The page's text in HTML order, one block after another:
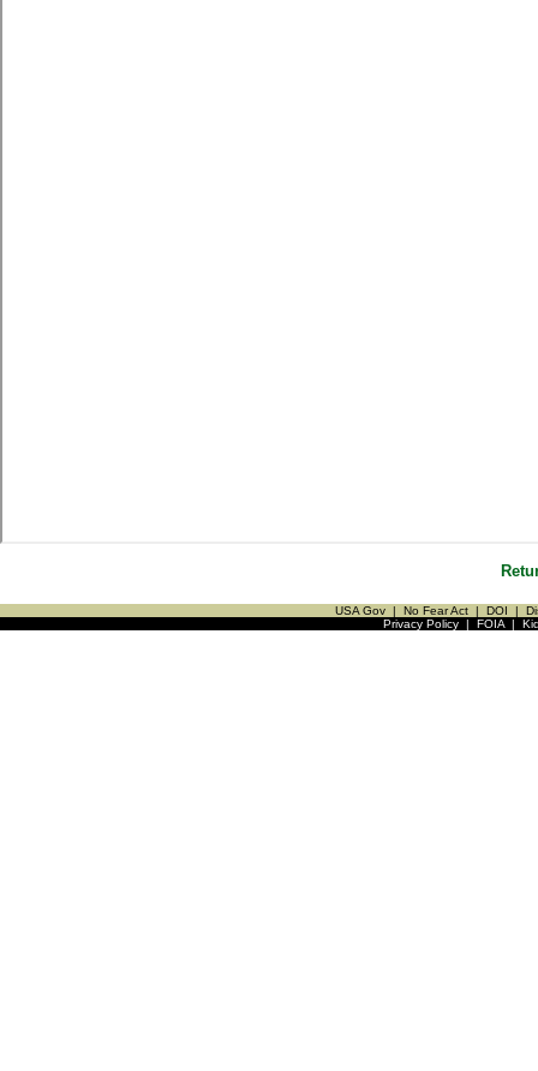
USA Gov | No Fear Act | DOI |
Privacy Policy| FOIA|